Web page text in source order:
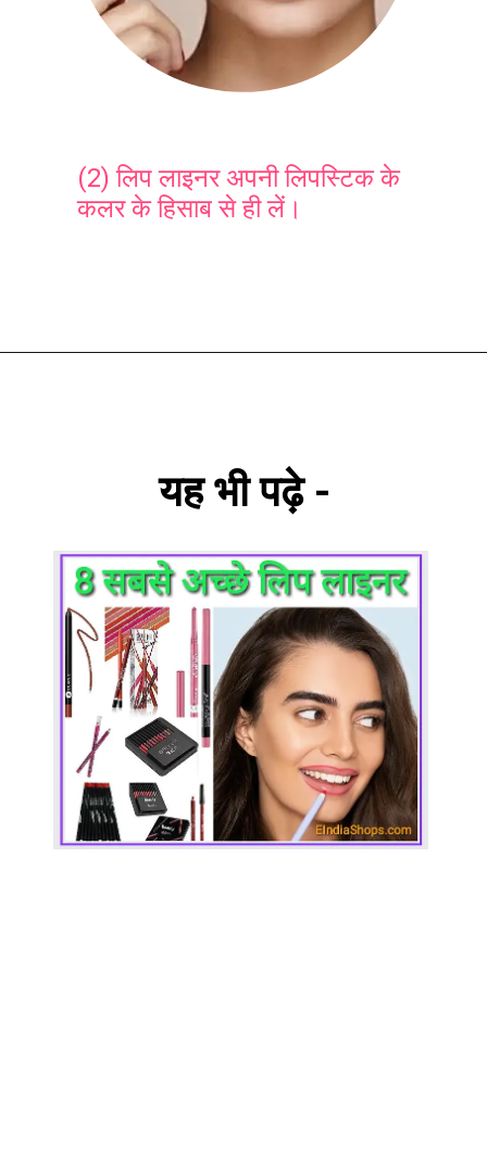
(2) लिप लाइनर अपनी लिपस्टिक के
कलर के हिसाब से ही लें।
यह भी पढ़े -